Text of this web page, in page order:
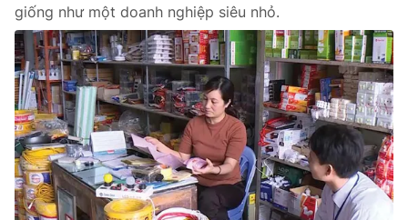
giống như một doanh nghiệp siêu nhỏ.